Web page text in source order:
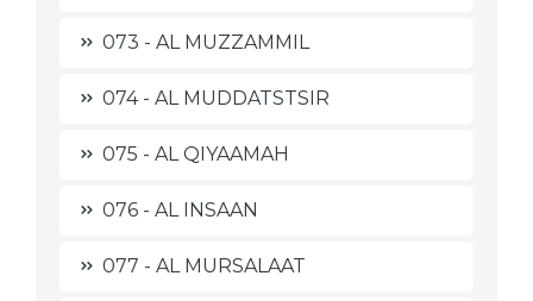
073 - AL MUZZAMMIL
074 - AL MUDDATSTSIR
075 - AL QIYAAMAH
076 - AL INSAAN
077 - AL MURSALAAT